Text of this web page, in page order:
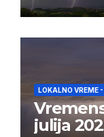
LOKALNO VREME
julija